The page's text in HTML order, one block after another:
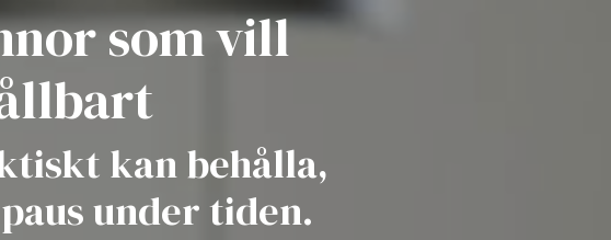
som vill
kan behålla,
under tiden.